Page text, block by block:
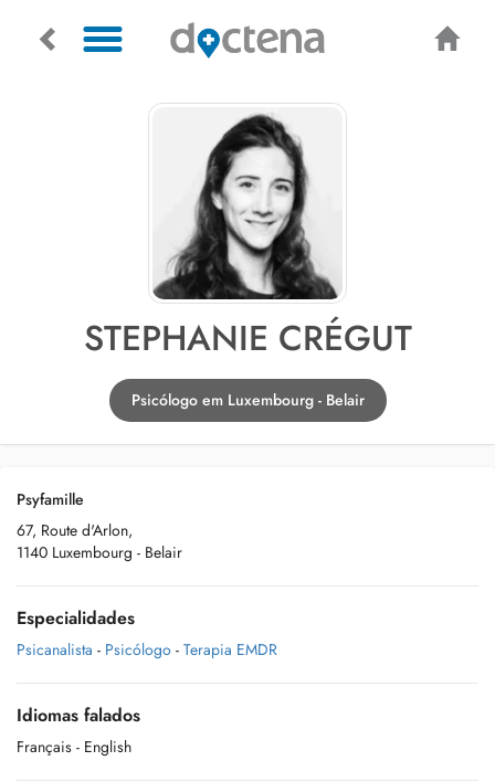
STEPHANIE CRÉGUT
Psicólogo em Luxembourg - Belair
Psyfamille
67, Route d'Arlon,
1140 Luxembourg - Belair
Especialidades
Psicanalista - Psicólogo - Terapia EMDR
Idiomas falados
Français - English